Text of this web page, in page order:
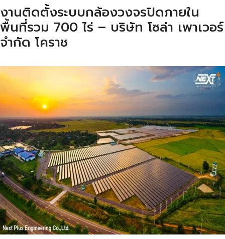
งานติดตั้งระบบกล้องวงจรปิดภายใน
พื้นที่รวม 700 ไร่ – บริษัท โซล่า เพาเวอร์
จำกัด โคราช